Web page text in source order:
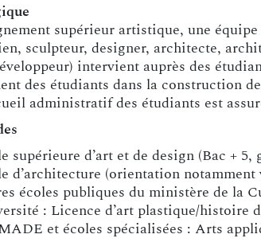
supérieur artistique, une
sculpteur, designer, architecte,
intervient auprès des
des étudiants dans la construction
administratif des étudiants est
supérieure d’art et de design (Bac + 5,
d’architecture (orientation
écoles publiques du ministère de la
: Licence d’art plastique/histoire
et écoles spécialisées : Arts